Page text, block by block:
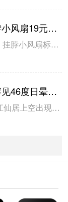
夏日神器！挂脖小风扇19元狂促（90元大额券）
天猫isido旗舰店，挂脖小风扇标价109元，今日可以领取90元优惠券，到手价为19元。大容量电池，续航持久，Type-C接口，充电无忧、携带方便，涡轮叶片。前后独立风道，三挡风力，感受健康柔和风。产品名称：旋翼挂脖风扇接口类型：Type-C产品功率：约5W使用时间：6.5小时-24小时电池容量：2...
浙江仙居出现罕见46度日晕奇观 网友：太阳像戴了美瞳
7月3日消息，浙江仙居上空出现了少见的46度日晕奇观，日晕晕环半径非常大，边缘呈现出艳丽的彩虹色，整个过程持续了一个小时左右。对此，有网友表示：太阳像戴了美瞳”。据悉，日晕又叫圆虹，一种大气光学现象，是日光通过卷层云时，受到冰晶的折射或反射而形成的。当光线射入卷层云中的冰晶后，经过两次折...